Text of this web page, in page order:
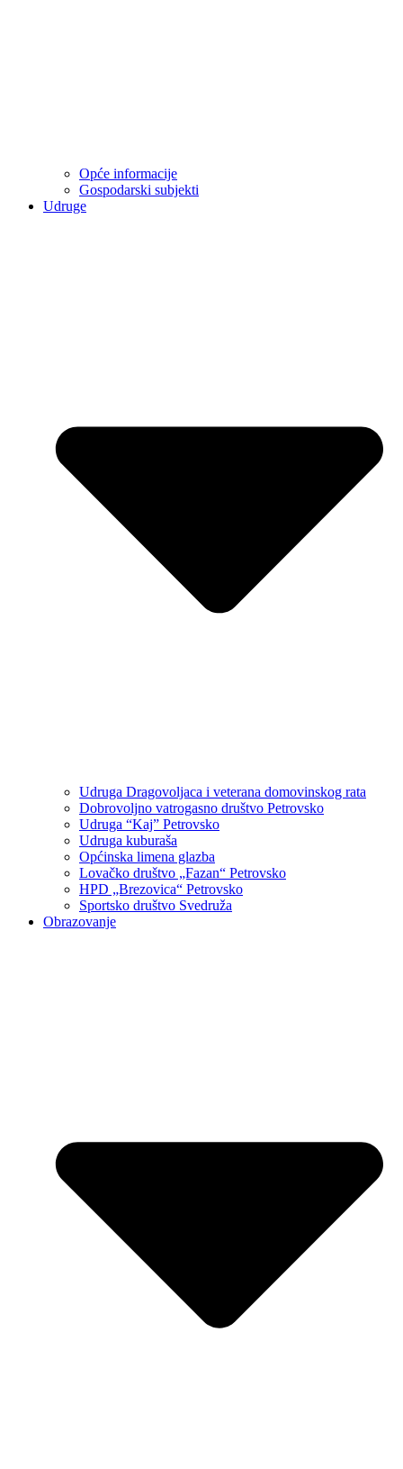
Opće informacije
Gospodarski subjekti
Udruge
Udruga Dragovoljaca i veterana domovinskog rata
Dobrovoljno vatrogasno društvo Petrovsko
Udruga “Kaj” Petrovsko
Udruga kuburaša
Općinska limena glazba
Lovačko društvo „Fazan“ Petrovsko
HPD „Brezovica“ Petrovsko
Sportsko društvo Svedruža
Obrazovanje